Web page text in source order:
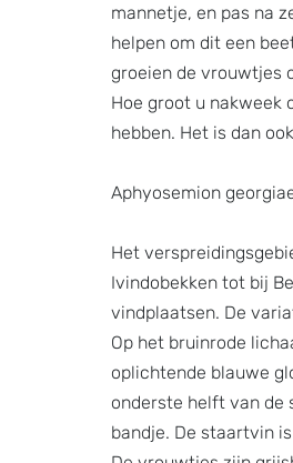
mannetje, en pas na
helpen om dit een
groeien de vrouwtjes
Hoe groot u nakweek
hebben. Het is dan
Aphyosemion
Het
Ivindobekken tot bij
vindplaatsen. De
Op het bruinrode
oplichtende blauwe
onderste helft van de
bandje. De staartvin